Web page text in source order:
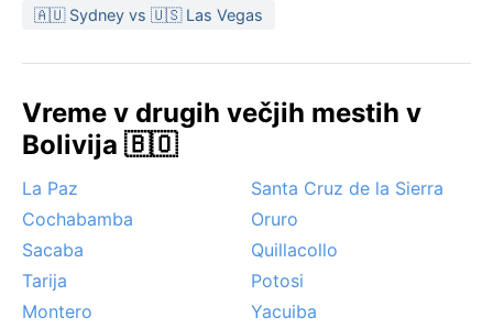
sonce pa prijetno. Deževni meseci od novembra do
lahko otežijo potovanje; zaradi lege v Amazoniji je
prisotna. Zanimiv pojav je tudi suh, prašen veter iz
smeri brazilske savane med sušnim obdobjem, ki
je redka, a vlažnost je ob stalni visoki ravni, zato je
prilagodljivost ključna.
🇦🇺 Sydney vs 🇺🇸 Las Vegas
Vreme v drugih večjih mestih v
Bolivija 🇧🇴
La Paz
Santa Cruz de la Sierra
Cochabamba
Oruro
Sacaba
Quillacollo
Tarija
Potosi
Montero
Yacuiba